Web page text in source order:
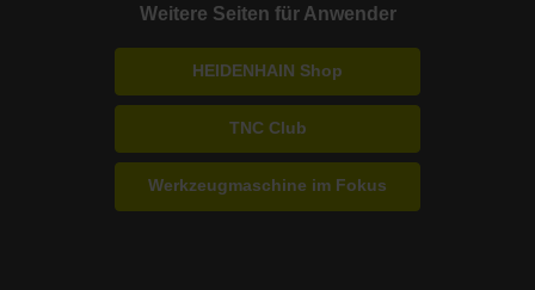
Weitere Seiten für Anwender
HEIDENHAIN Shop
TNC Club
Werkzeugmaschine im Fokus